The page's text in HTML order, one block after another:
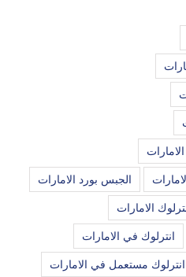
الجبس بورد الامارات
الامارات
انترلوك في الامارات
انترلوك مستعمل في الامارات